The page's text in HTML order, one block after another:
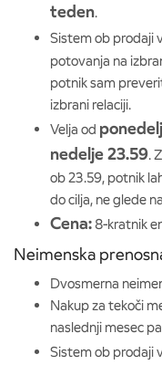
teden.
Sistem ob prodaji
potovanja na
potnik sam
izbrani relaciji.
Velja od
nedelje 23.59.
ob 23.59, potnik
do cilja, ne glede
Cena: 8-kratnik
Neimenska
Dvosmerna
Nakup za tekoči
naslednji mesec
Sistem ob prodaji